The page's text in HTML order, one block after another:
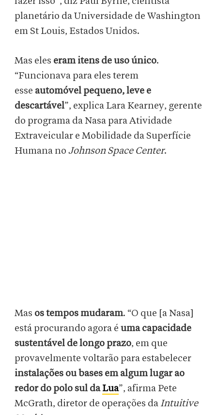
planetário da Universidade de Washington
em St Louis, Estados Unidos.
Mas eles eram itens de uso único.
“Funcionava para eles terem
esse automóvel pequeno, leve e
descartável”, explica Lara Kearney, gerente
do programa da Nasa para Atividade
Extraveicular e Mobilidade da Superfície
Humana no Johnson Space Center.
Mas os tempos mudaram. “O que [a Nasa]
está procurando agora é uma capacidade
sustentável de longo prazo, em que
provavelmente voltarão para estabelecer
instalações ou bases em algum lugar ao
redor do polo sul daLua”, afirma Pete
McGrath, diretor de operações daIntuitive